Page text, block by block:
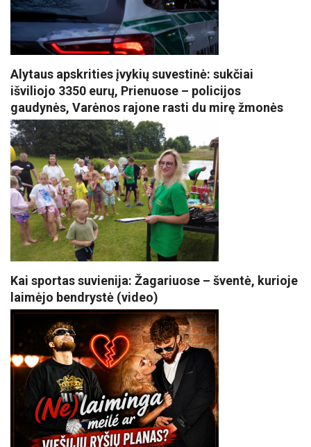
Alytaus apskrities įvykių suvestinė: sukčiai
išviliojo 3350 eurų, Prienuose – policijos
gaudynės, Varėnos rajone rasti du mirę žmonės
Kai sportas suvienija: Žagariuose – šventė, kurioje
laimėjo bendrystė (video)